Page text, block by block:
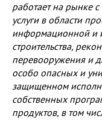
работает на рынке
услуги в области
информационной и
строительства,
перевооружения и
особо опасных и
защищенном
собственных
продуктов, в том